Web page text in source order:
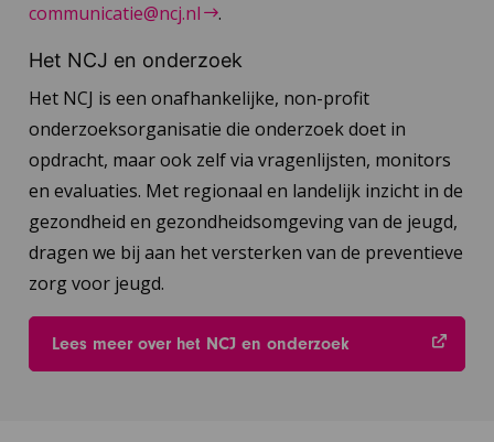
communicatie@ncj.nl
.
Het NCJ en onderzoek
Het NCJ is een onafhankelijke, non-profit
onderzoeksorganisatie die onderzoek doet in
opdracht, maar ook zelf via vragenlijsten, monitors
en evaluaties. Met regionaal en landelijk inzicht in de
gezondheid en gezondheidsomgeving van de jeugd,
dragen we bij aan het versterken van de preventieve
zorg voor jeugd.
Lees meer over het NCJ en onderzoek